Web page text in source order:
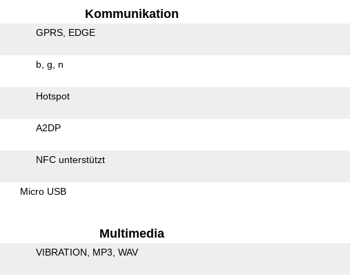
Kommunikation
GPRS EDGE
b g n
Hotspot
A2DP
NFC unterstützt
Micro USB
Multimedia
VIBRATION MP3 WAV